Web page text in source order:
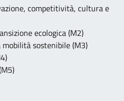
competitività, cultura e
ecologica (M2)
sostenibile (M3)